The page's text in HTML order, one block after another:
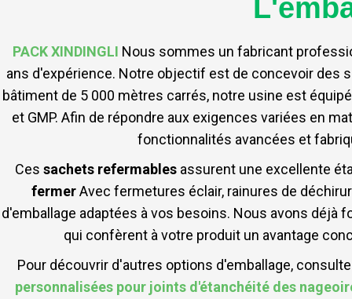
PACK XINDINGLI Nous sommes un fabricant
ans d'expérience. Notre objectif est de concevoir des
bâtiment de 5 000 mètres carrés, notre usine est
et GMP. Afin de répondre aux exigences variées en
fonctionnalités avancées et
Ces sachets refermables assurent une excellente
fermerAvec fermetures éclair, rainures de
d'emballage adaptées à vos besoins. Nous avons
qui confèrent à votre produit un avantage
Pour découvrir d'autres options d'emballage,
personnalisées pour joints d'étanchéité des